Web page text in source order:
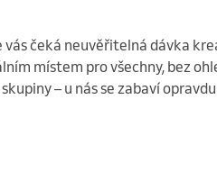
čeká neuvěřitelná dávka
místem pro všechny, bez
– u nás se zabaví